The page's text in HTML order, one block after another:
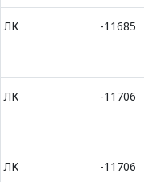
ЛК -11685
ЛК -11706
ЛК -11706